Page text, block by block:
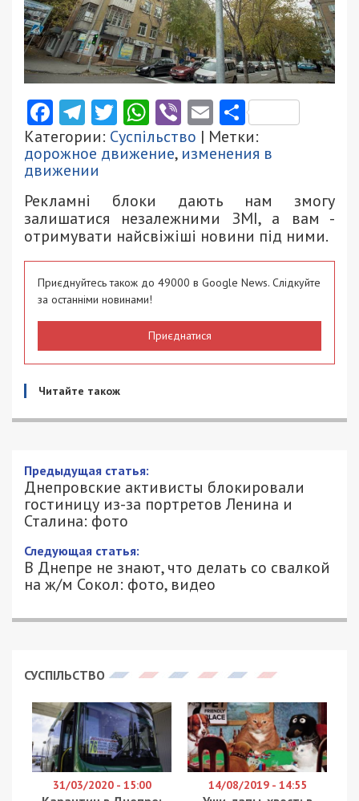
Facebook
Telegram
Twitter
WhatsApp
ViberEmail
Категории: Суспільство | Метки:
дорожное движение, изменения в
движении
Рекламні блоки дають нам змогу
залишатися незалежними ЗМІ, а вам -
отримувати найсвіжіші новини під ними.
Приєднуйтесь також до 49000 в Google News. Слідкуйте
за останніми новинами!
Приєднатися
Читайте також
Днепровские активисты блокировали
гостиницу из-за портретов Ленина и
Сталина: фото
14/11/2018 - 18:00
АЛЕКСЕЙ ВАЛЕНКО - СПЕЦИАЛЬНО
ДЛЯ 49000.COM.UA
3059
Активисты организации “С14” заблокировали
разместились на первом этаже здания и вызвали